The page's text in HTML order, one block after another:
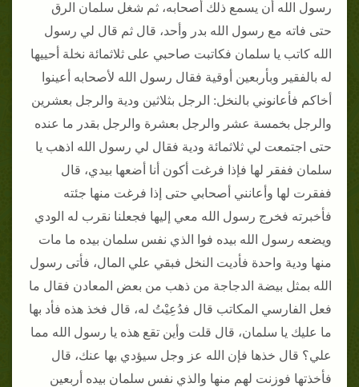
رسول الله أن يسمع ذلك أصحابه، ثم شغل سلمان الرق
حتى فاته مع رسول الله بدر وأحد، قال ثم قال لي رسول
الله كاتب يا سلمان فكاتبت صاحبي على ثلاثمائة نخلة أحييها
له بالفقير وبأربعين أوقية فقال رسول الله لأصحابه أعينوا
أخاكم فأعانوني بالنخل: الرجل بثلاثين ودية والرجل بعشرين
والرجل بخمسة عشر والرجل بعشرة والرجل بقدر ما عنده
حتى اجتمعت لي ثلاثمائة ودية فقال لي رسول الله اذهب يا
سلمان ففقر لها فإذا فرغت أكون أنا أضعها بيدي، قال
ففقرت لها وأعانني أصحابي حتى إذا فرغت منها جئته
فأخبرته فخرج رسول الله معي إليها فجعلنا نقرب له الودي
ويضعه رسول الله بيده فوا الذي نفس سلمان بيده ما مات
منها ودية واحدة فأديت النخل فبقي علي المال، فأتى رسول
الله بمثل بيضة الدجاجة من ذهب من بعض المعادن فقال ما
فعل الفارسي المكاتب قال فدُعِيْتُ له، قال فخذ هذه فأد بها
ما عليك يا سلمان، قال قلت وأين تقع هذه يا رسول الله مما
علي؟ قال خذها فإن الله عز وجل سيؤدي بها عنك، قال
فأخذتها فوزنت لهم منها والذي نفس سلمان بيده أربعين